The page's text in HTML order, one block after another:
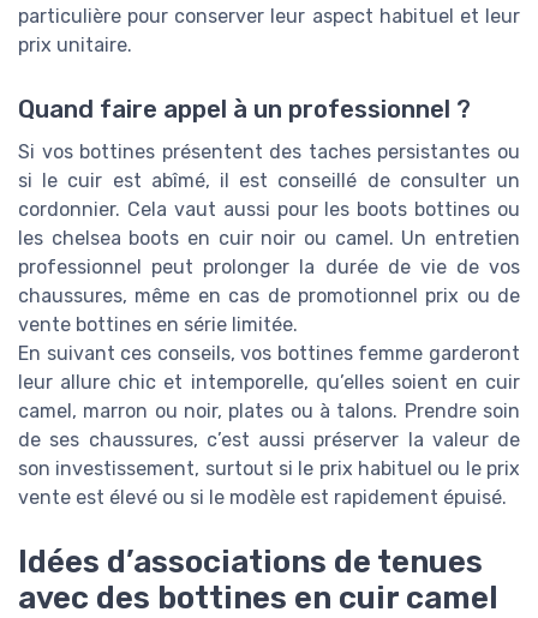
particulière pour conserver leur aspect habituel et leur
prix unitaire.
Quand faire appel à un professionnel ?
Si vos bottines présentent des taches persistantes ou
si le cuir est abîmé, il est conseillé de consulter un
cordonnier. Cela vaut aussi pour les boots bottines ou
les chelsea boots en cuir noir ou camel. Un entretien
professionnel peut prolonger la durée de vie de vos
chaussures, même en cas de promotionnel prix ou de
vente bottines en série limitée.
En suivant ces conseils, vos bottines femme garderont
leur allure chic et intemporelle, qu’elles soient en cuir
camel, marron ou noir, plates ou à talons. Prendre soin
de ses chaussures, c’est aussi préserver la valeur de
son investissement, surtout si le prix habituel ou le prix
vente est élevé ou si le modèle est rapidement épuisé.
Idées d’associations de tenues
avec des bottines en cuir camel